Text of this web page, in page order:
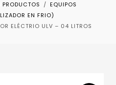
EQUIPOS
EN FRIO)
ELÉCTRIO ULV – 04 LITROS